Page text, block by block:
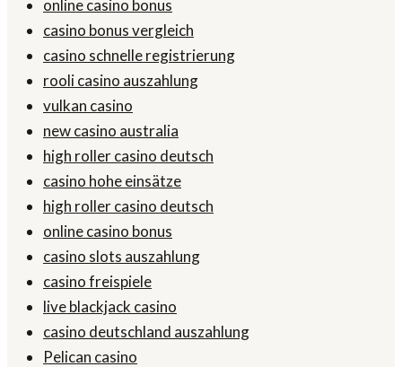
online casino bonus
casino bonus vergleich
casino schnelle registrierung
rooli casino auszahlung
vulkan casino
new casino australia
high roller casino deutsch
casino hohe einsätze
high roller casino deutsch
online casino bonus
casino slots auszahlung
casino freispiele
live blackjack casino
casino deutschland auszahlung
Pelican casino